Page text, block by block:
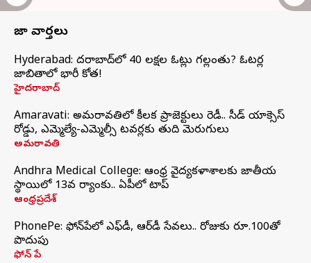
తాజా వార్తలు
Hyderabad: హైదరాబాద్‌లో 40 లక్షల ఓట్లు గల్లంతు? ఓటర్ల
జాబితాలో భారీ కోత!
హైదరాబాద్
Amaravati: అమరావతిలో కీలక ప్రాజెక్టులు రెడీ.. సీడ్‌ యాక్సెస్‌
రోడ్డు, ఎమ్మెల్యే-ఎమ్మెల్సీ టవర్లకు తుది మెరుగులు
అమరావతి
Andhra Medical College: ఆంధ్ర వైద్యకళాశాలకు జాతీయ
స్థాయిలో 13వ ర్యాంకు.. ఏపీలో టాప్
ఆంధ్రప్రదేశ్
PhonePe: ఫోన్‌పేలో ఎఫ్‌డీ, ఆర్‌డీ సేవలు.. రోజుకు రూ.100తో
పొదుపు
ఫోన్‌ పే